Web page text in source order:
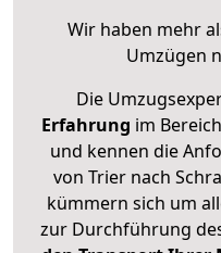
Wir haben mehr
Umzügen
Die
Erfahrung im
und kennen die
von Trier nach
kümmern sich um
zur Durchführung